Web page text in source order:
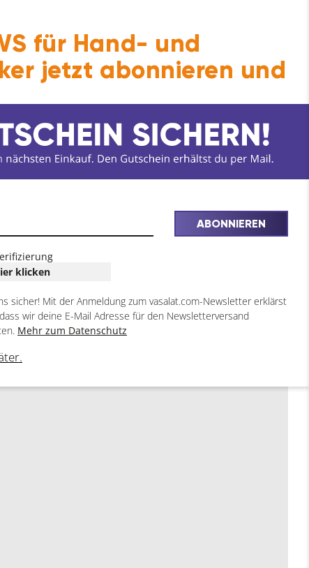
und Gewerbebereich (öffentliche
vermindert die Kühlleistung
für Hand- und
jetzt abonnieren und
ABONNIEREN
klicken
sicher! Mit der Anmeldung zum vasalat.com-Newsletter erklärst
wir deine E-Mail Adresse für den Newsletterversand
Mehr zum Datenschutz